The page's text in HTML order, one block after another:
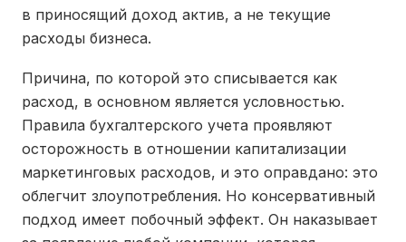
в приносящий доход актив, а не текущие
расходы бизнеса.
Причина, по которой это списывается как
расход, в основном является условностью.
Правила бухгалтерского учета проявляют
осторожность в отношении капитализации
маркетинговых расходов, и это оправдано: это
облегчит злоупотребления. Но консервативный
подход имеет побочный эффект. Он наказывает